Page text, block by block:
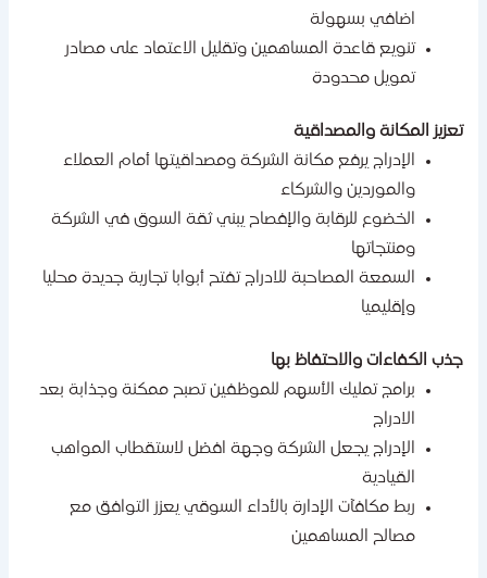
اضافي بسهولة
تنويع قاعدة المساهمين وتقليل الاعتماد على مصادر
تمويل محدودة
المكانة والمصداقية
الإدراج يرفع مكانة الشركة ومصداقيتها أمام العملاء
والموردين والشركاء
الخضوع للرقابة والإفصاح يبني ثقة السوق في الشركة
ومنتجاتها
السمعة المصاحبة للادراج تفتح أبوابا تجارية جديدة محليا
وإقليميا
الكفاءات والاحتفاظ بها
برامج تمليك الأسهم للموظفين تصبح ممكنة وجذابة بعد
الادراج
الإدراج يجعل الشركة وجهة افضل لاستقطاب المواهب
القيادية
ربط مكافآت الإدارة بالأداء السوقي يعزز التوافق مع
مصالح المساهمين